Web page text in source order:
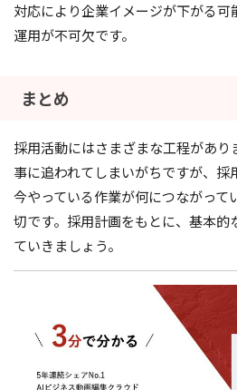
対応により企業イメージが下がる
運用が不可欠です。
まとめ
採用活動にはさまざまな工程があ
事に追われてしまいがちですが、採
今やっている作業が何につながって
切です。採用計画をもとに、基本的
ていきましょう。